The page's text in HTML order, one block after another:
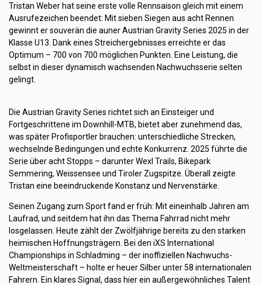
Tristan Weber hat seine erste volle Rennsaison gleich mit einem
Ausrufezeichen beendet: Mit sieben Siegen aus acht Rennen
gewinnt er souverän die auner Austrian Gravity Series 2025 in der
Klasse U13. Dank eines Streichergebnisses erreichte er das
Optimum – 700 von 700 möglichen Punkten. Eine Leistung, die
selbst in dieser dynamisch wachsenden Nachwuchsserie selten
gelingt.
Die Austrian Gravity Series richtet sich an Einsteiger und
Fortgeschrittene im Downhill-MTB, bietet aber zunehmend das,
was später Profisportler brauchen: unterschiedliche Strecken,
wechselnde Bedingungen und echte Konkurrenz. 2025 führte die
Serie über acht Stopps – darunter Wexl Trails, Bikepark
Semmering, Weissensee und Tiroler Zugspitze. Überall zeigte
Tristan eine beeindruckende Konstanz und Nervenstärke.
Seinen Zugang zum Sport fand er früh: Mit eineinhalb Jahren am
Laufrad, und seitdem hat ihn das Thema Fahrrad nicht mehr
losgelassen. Heute zählt der Zwölfjährige bereits zu den starken
heimischen Hoffnungsträgern. Bei den iXS International
Championships in Schladming – der inoffiziellen Nachwuchs-
Weltmeisterschaft – holte er heuer Silber unter 58 internationalen
Fahrern. Ein klares Signal, dass hier ein außergewöhnliches Talent